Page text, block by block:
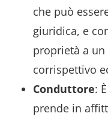
che può
giuridica, e
proprietà a
corrispettivo
Conduttore:
prende in